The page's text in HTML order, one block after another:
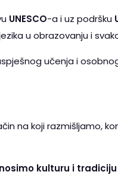
UNESCO-a i uz podršku
u obrazovanju i
učenja i
na koji razmišljamo,
kulturu i tradiciju